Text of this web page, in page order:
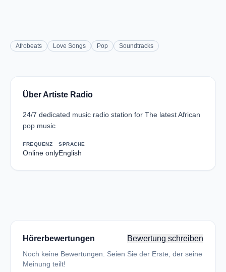
Afrobeats Love Songs Pop Soundtracks
Über Artiste Radio
24/7 dedicated music radio station for The latest African
pop music
FREQUENZ
Online only
SPRACHE
English
Hörerbewertungen Bewertung schreiben
Noch keine Bewertungen. Seien Sie der Erste, der seine
Meinung teilt!